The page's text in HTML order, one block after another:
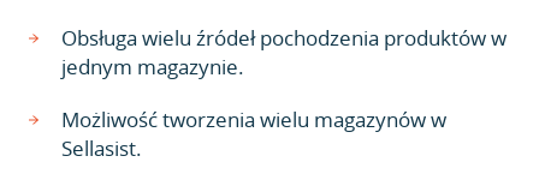
Obsługa wielu źródeł pochodzenia produktów w
jednym magazynie.
Możliwość tworzenia wielu magazynów w
Sellasist.